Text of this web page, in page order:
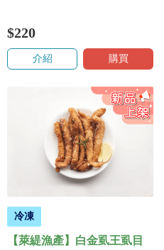
$220
介紹 購買
冷凍
【萊緹漁產】白金虱王虱目